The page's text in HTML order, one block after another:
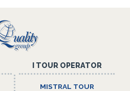
I TOUR OPERATOR
MISTRAL TOUR